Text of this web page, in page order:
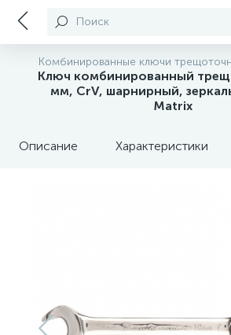
Поиск
Комбинированные ключи
Ключ комбинированный
мм, CrV, шарнирный,
Matrix
Описание Характеристики